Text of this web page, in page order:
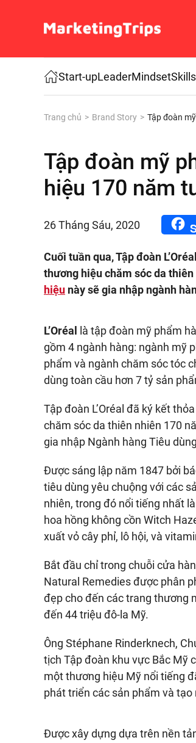
Skip to main content
Start-upLeaderMindsetSkills
Trang chủ Brand Story Tập đoàn
Tập đoàn mỹ
hiệu 170 năm
26 Tháng Sáu, 2020
Cuối tuần qua, Tập đoàn
thương hiệu chăm sóc da
hiệu này sẽ gia nhập ngành
L’Oréal
là tập đoàn mỹ phẩm
gồm 4 ngành hàng: ngành mỹ
phẩm và ngành chăm sóc tóc
dùng toàn cầu hơn 7 tỷ sản
Tập đoàn L’Oréal đã ký kết
chăm sóc da thiên nhiên 170
gia nhập Ngành hàng Tiêu dùng
Được sáng lập năm 1847 bởi
tiêu dùng yêu chuộng với các
nhiên, trong đó nổi tiếng nhất
hoa hồng không cồn Witch
xuất vỏ cây phỉ, lô hội, và
Bắt đầu chỉ trong chuỗi cửa
Natural Remedies được phân
đẹp cho đến các trang thương
đến 44 triệu đô-la Mỹ.
Ông Stéphane Rinderknech,
tịch Tập đoàn khu vực Bắc Mỹ
một thương hiệu Mỹ nổi tiếng
phát triển các sản phẩm và
Được xây dựng dựa trên nền